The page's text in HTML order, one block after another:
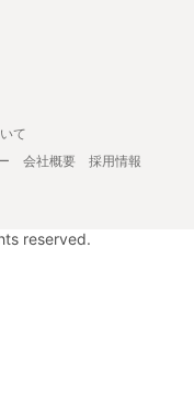
て
会社概要
採用情報
reserved.